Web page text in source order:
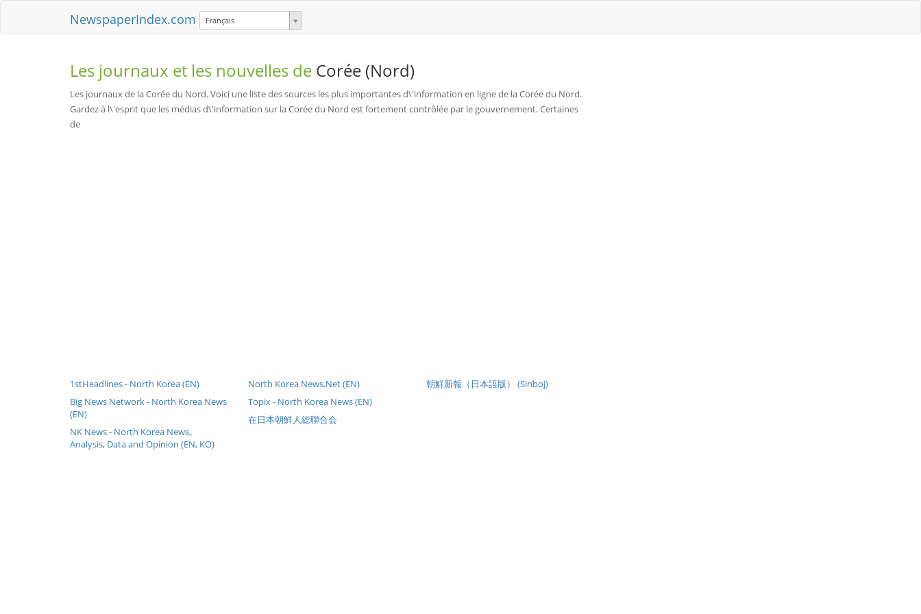
NewspaperIndex.com Français
Les journaux et les nouvelles de Corée (Nord)
Les journaux de la Corée du Nord. Voici une liste des sources les plus importantes d\'information en ligne de la Corée du Nord.
Gardez à l\'esprit que les médias d\'information sur la Corée du Nord est fortement contrôlée par le gouvernement. Certaines
de
1stHeadlines - North Korea (EN)
Big News Network - North Korea News
(EN)
NK News - North Korea News,
Analysis, Data and Opinion (EN, KO)
North Korea News.Net (EN)
Topix - North Korea News (EN)
在日本朝鮮人総聯合会
朝鮮新報（日本語版） (Sinboj)